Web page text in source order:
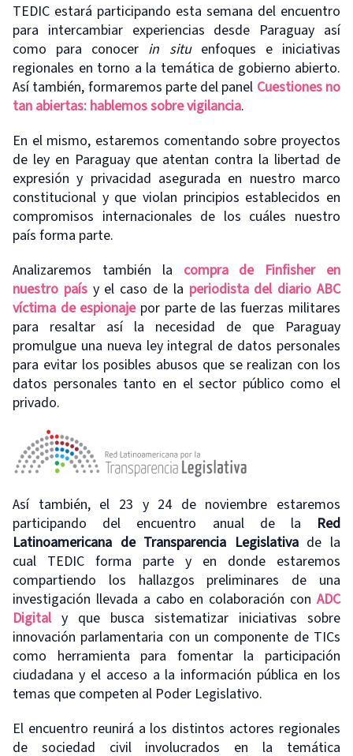
TEDIC estará participando esta semana del encuentro
para intercambiar experiencias desde Paraguay así
como para conocer in situ enfoques e iniciativas
regionales en torno a la temática de gobierno abierto.
Así también, formaremos parte del panel Cuestiones no
tan abiertas: hablemos sobre vigilancia.
En el mismo, estaremos comentando sobre proyectos
de ley en Paraguay que atentan contra la libertad de
expresión y privacidad asegurada en nuestro marco
constitucional y que violan principios establecidos en
compromisos internacionales de los cuáles nuestro
país forma parte.
Analizaremos también la compra de Finfisher en
nuestro paísy el caso de la periodista del diario ABC
víctima de espionajepor parte de las fuerzas militares
para resaltar así la necesidad de que Paraguay
promulgue una nueva ley integral de datos personales
para evitar los posibles abusos que se realizan con los
datos personales tanto en el sector público como el
privado.
Así también, el 23 y 24 de noviembre estaremos
participando del encuentro anual de la Red
Latinoamericana de Transparencia Legislativade la
cual TEDIC forma parte y en donde estaremos
compartiendo los hallazgos preliminares de una
investigación llevada a cabo en colaboración con ADC
Digitaly que busca sistematizar iniciativas sobre
innovación parlamentaria con un componente de TICs
como herramienta para fomentar la participación
ciudadana y el acceso a la información pública en los
temas que competen al Poder Legislativo.
El encuentro reunirá a los distintos actores regionales
de sociedad civil involucrados en la temática